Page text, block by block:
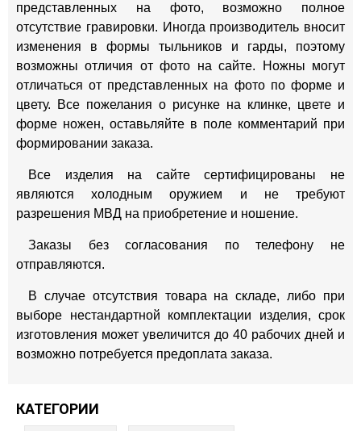
представленных на фото, возможно полное
отсутствие гравировки. Иногда производитель вносит
изменения в формы тыльников и гарды, поэтому
возможны отличия от фото на сайте. Ножны могут
отличаться от представленных на фото по форме и
цвету. Все пожелания о рисунке на клинке, цвете и
форме ножен, оставьляйте в поле комментарий при
формировании заказа.
Все изделия на сайте сертифицированы не
являются холодным оружием и не требуют
разрешения МВД на приобретение и ношение.
Заказы без согласования по телефону не
отправляются.
В случае отсутствия товара на складе, либо при
выборе нестандартной комплектации изделия, срок
изготовления может увеличится до 40 рабочих дней и
возможно потребуется предоплата заказа.
КАТЕГОРИИ